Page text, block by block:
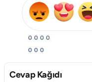
0 0 0 0
0 0 0
Cevap Kağıdı